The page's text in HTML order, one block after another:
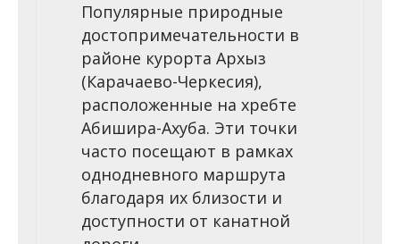
Популярные природные
достопримечательности в
районе курорта Архыз
(Карачаево-Черкесия),
расположенные на хребте
Абишира-Ахуба. Эти точки
часто посещают в рамках
однодневного маршрута
благодаря их близости и
доступности от канатной